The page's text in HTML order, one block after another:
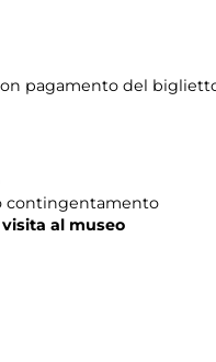
pagamento del
contingentamento
al museo